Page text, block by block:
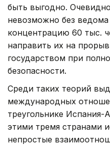
быть выгодно.
невозможно без ведома
концентрацию 60 тыс.
направить их на
государством при
безопасности.
Среди таких теорий
международных
треугольнике
этими тремя странами
непростые